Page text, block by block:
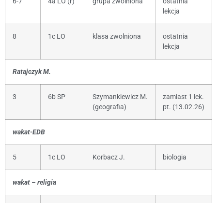
lekcja
8 1c LO klasa zwolniona
ostatnia
lekcja
Ratajczyk M.
3 6b SP
Szymankiewicz M.
(geografia)
zamiast 1 lek.
pt. (13.02.26)
wakat-EDB
5 1c LO Korbacz J. biologia
wakat – religia